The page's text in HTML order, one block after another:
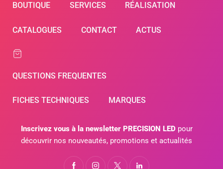
BOUTIQUE SERVICES RÉALISATION
CATALOGUES CONTACT ACTUS
QUESTIONS FREQUENTES
FICHES TECHNIQUES MARQUES
Inscrivez vous à la newsletter PRECISION LEDpour
découvrir nos nouveautés, promotions et actualités